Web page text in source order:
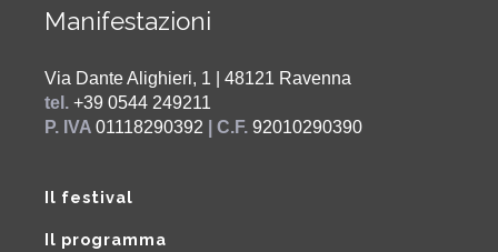
Manifestazioni
Via Dante Alighieri, 1 | 48121 Ravenna
tel. +39 0544 249211
P. IVA 01118290392 | C.F. 92010290390
Il festival
Il programma